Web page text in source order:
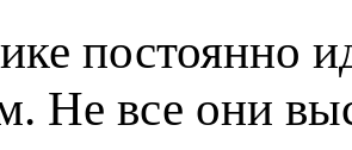
постоянно
Не все они